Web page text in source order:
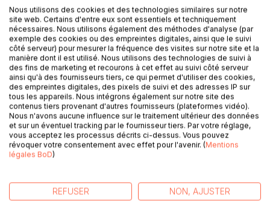
DESCRIPTION
La collezione “Conoscere un’opera” offre di sapere tutto
su Aspettando Godot di Samuel Beckett, grazie a una
scheda di lettura tanto completa quanto dettagliata. La
scrittura, chiara e accessibile, è stata affidata a uno
specialista universitario. Questa scheda di lettura è
conforme a una carta di qualità creata da un team
d’insegnanti. La presente guida contiene la biografia di
dettagliato, le ragioni del suo successo, i temi principali e
l’analisi del movimento letterario dell’autore.
Nous utilisons des cookies et des technologies similaires sur notre
site web. Certains d'entre eux sont essentiels et techniquement
nécessaires. Nous utilisons également des méthodes d'analyse (par
exemple des cookies ou des empreintes digitales, ainsi que le suivi
côté serveur) pour mesurer la fréquence des visites sur notre site et la
manière dont il est utilisé. Nous utilisons des technologies de suivi à
des fins de marketing et recourons à cet effet au suivi côté serveur
ainsi qu'à des fournisseurs tiers, ce qui permet d'utiliser des cookies,
des empreintes digitales, des pixels de suivi et des adresses IP sur
tous les appareils. Nous intégrons également sur notre site des
contenus tiers provenant d'autres fournisseurs (plateformes vidéo).
Nous n'avons aucune influence sur le traitement ultérieur des données
et sur un éventuel tracking par le fournisseur tiers. Par votre réglage,
vous acceptez les processus décrits ci-dessus. Vous pouvez
révoquer votre consentement avec effet pour l'avenir. (Mentions
légales BoD)
REFUSER NON, AJUSTER